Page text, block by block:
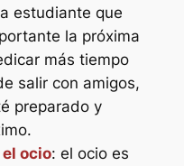
estudiante que
la próxima
más tiempo
salir con amigos,
preparado y
ocio: el ocio es